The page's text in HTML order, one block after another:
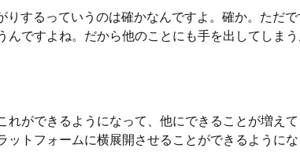
りするっていうのは確かなんですよ。確か。ただ
んですよね。だから他のことにも手を出してしまう
れができるようになって、他にできることが増え
ットフォームに横展開させることができるようにな